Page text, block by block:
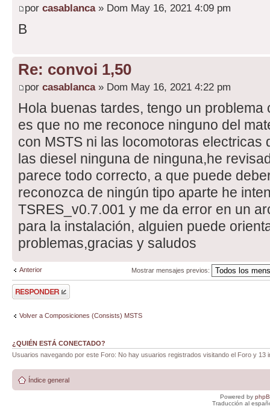
por casablanca» Dom May 16, 2021 4:09 pm
B
Re: convoi 1,50
por casablanca» Dom May 16, 2021 4:22 pm
Hola buenas tardes, tengo un
es que no me reconoce ninguno del
con MSTS ni las locomotoras electricas
las diesel ninguna de ninguna,he
parece todo correcto, a que puede
reconozca de ningún tipo aparte he
TSRES_v0.7.001 y me da error en un
para la instalación, alguien puede
problemas,gracias y saludos
Anterior Mostrar mensajes previos:
Publicar una
respuesta
Volver a Composiciones (Consists) MSTS
¿QUIÉN ESTÁ CONECTADO?
Usuarios navegando por este Foro: No hay usuarios registrados visitando el Foro y 13
Índice general
Powered by
Traducción al